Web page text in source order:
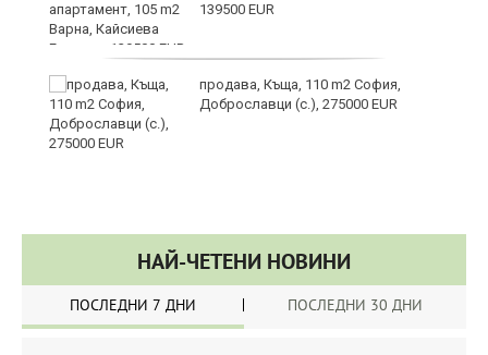
139500 EUR
продава, Къща, 110 m2 София,
Доброславци (с.), 275000 EUR
НАЙ-ЧЕТЕНИ НОВИНИ
ПОСЛЕДНИ 7 ДНИ ПОСЛЕДНИ 30 ДНИ